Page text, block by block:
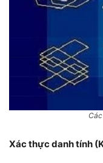
Xác thực danh tính